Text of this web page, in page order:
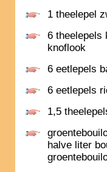
1 theelepel
6 theelepels
knoflook
6 eetlepels
6 eetlepels
1,5
halve liter